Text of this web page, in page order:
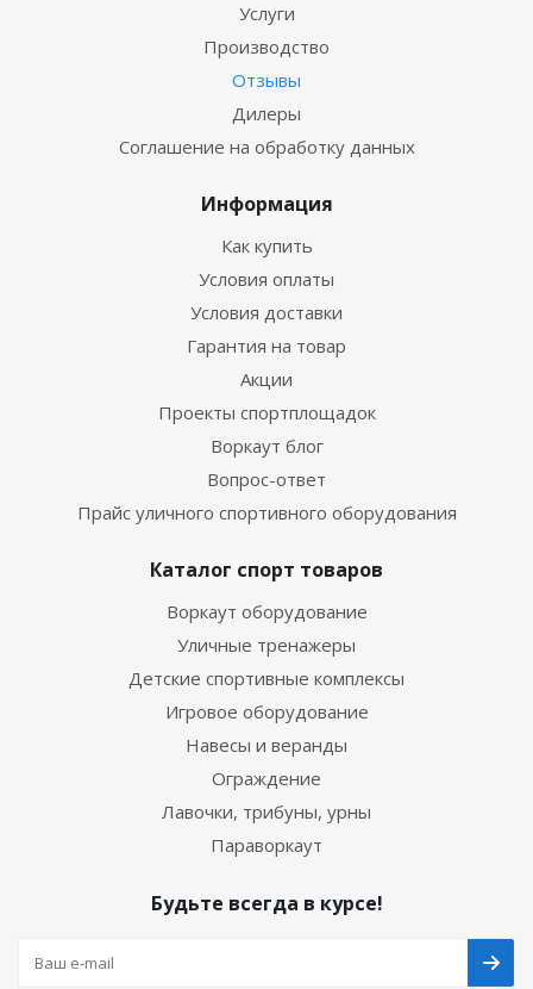
Услуги
Производство
Отзывы
Дилеры
Соглашение на обработку данных
Информация
Как купить
Условия оплаты
Условия доставки
Гарантия на товар
Акции
Проекты спортплощадок
Воркаут блог
Вопрос-ответ
Прайс уличного спортивного оборудования
Каталог спорт товаров
Воркаут оборудование
Уличные тренажеры
Детские спортивные комплексы
Игровое оборудование
Навесы и веранды
Ограждение
Лавочки, трибуны, урны
Параворкаут
Будьте всегда в курсе!